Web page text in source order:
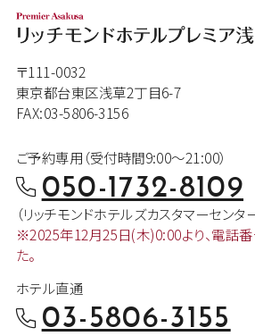
〒111-0032
東京都台東区浅草2丁目6-7
FAX:03-5806-3156
ご予約専用（受付時間9:00～21:00）
050-1732-8109
（リッチモンドホテルズカスタマーセンタ
※2025年12月25日(木)0:00より、電話
た。
ホテル直通
03-5806-3155